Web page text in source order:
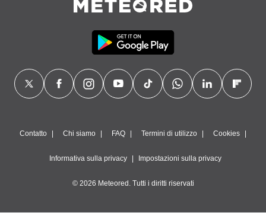
Contatto Chi siamo FAQ Termini di utilizzo Cookies
Informativa sulla privacy Impostazioni sulla privacy
© 2026 Meteored. Tutti i diritti riservati